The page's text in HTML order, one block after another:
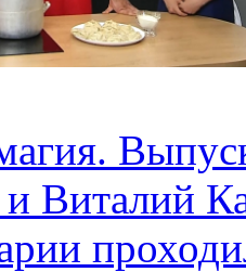
и Виталий